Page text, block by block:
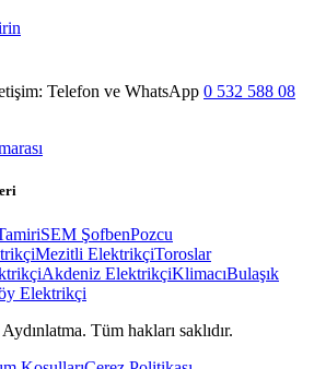
Telefon ve WhatsApp 0 532 588 08
SEM ŞofbenPozcu
Mezitli ElektrikçiToroslar
Akdeniz ElektrikçiKlimacıBulaşık
Elektrikçi
Tüm hakları saklıdır.